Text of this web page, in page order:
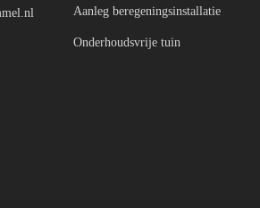
Aanleg beregeningsinstallatie
Onderhoudsvrije tuin